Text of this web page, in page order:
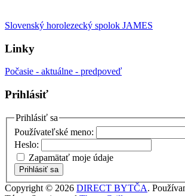
Slovenský horolezecký spolok JAMES
Linky
Počasie - aktuálne - predpoveď
Prihlásiť
Prihlásiť sa
Používateľské meno:
Heslo:
Zapamätať moje údaje
Prihlásiť sa
Copyright © 2026 DIRECT BYTČA.